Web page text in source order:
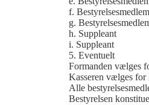
f. Bestyrelsesmedlem
g.
h. Suppleant
i. Suppleant
5. Eventuelt
Formanden vælges
Kasseren vælges for
Alle
Bestyrelsen